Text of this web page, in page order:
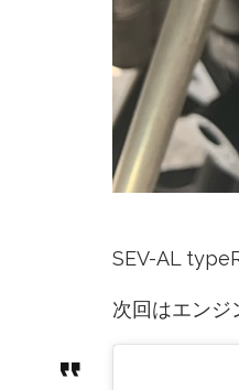
SEV-AL
次回はエンジ